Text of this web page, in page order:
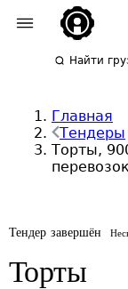
Найти
Главная
Тендеры
Торты,
перевозок
Тендер завершён
Торты